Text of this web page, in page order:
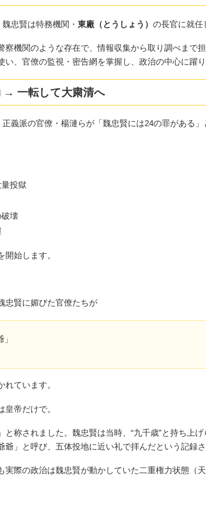
忠賢は特務機関・ 東廠（とうしょう） の長官に就任
察機関のような存在で、情報収集から取り調べまで担
い、官僚の監視・密告網を掌握し、政治の中心に躍り
→ 一転して大粛清へ
義派の官僚・楊漣らが「魏忠賢には24の罪がある」
投獄
壊
開始します。
忠賢に媚びた官僚たちが
れています。
皇帝だけで。
と称されました。魏忠賢は当時、“九千歳”と持ち上
爺」と呼び、五体投地に近い礼で拝んだという記録さ
実際の政治は魏忠賢が動かしていた二重権力状態（